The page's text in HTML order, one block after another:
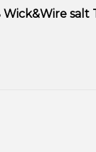
salt Tibetan
и доставки.
– например,
помогут
salt
упустить